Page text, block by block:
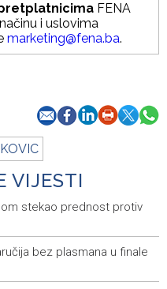
FENA
i uslovima
marketing@fena.ba.
VIJESTI
stekao prednost protiv
bez plasmana u finale